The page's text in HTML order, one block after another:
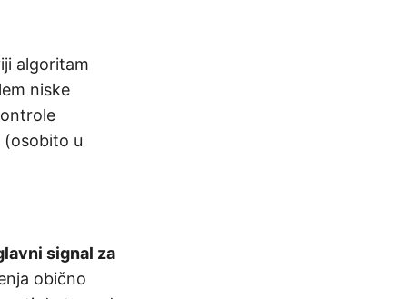
algoritam
niske
(osobito u
signal za
obično